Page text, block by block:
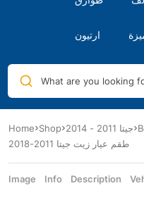
ارتيون
What are you looking
Home Shop جيتا 2011 - 2014
طقم عيار زيت جيتا 2011-2018
Image Info Description